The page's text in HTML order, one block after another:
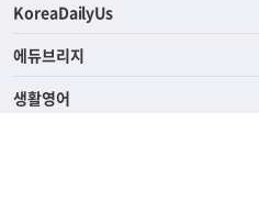
KoreaDailyUs
에듀브리지
생활영어